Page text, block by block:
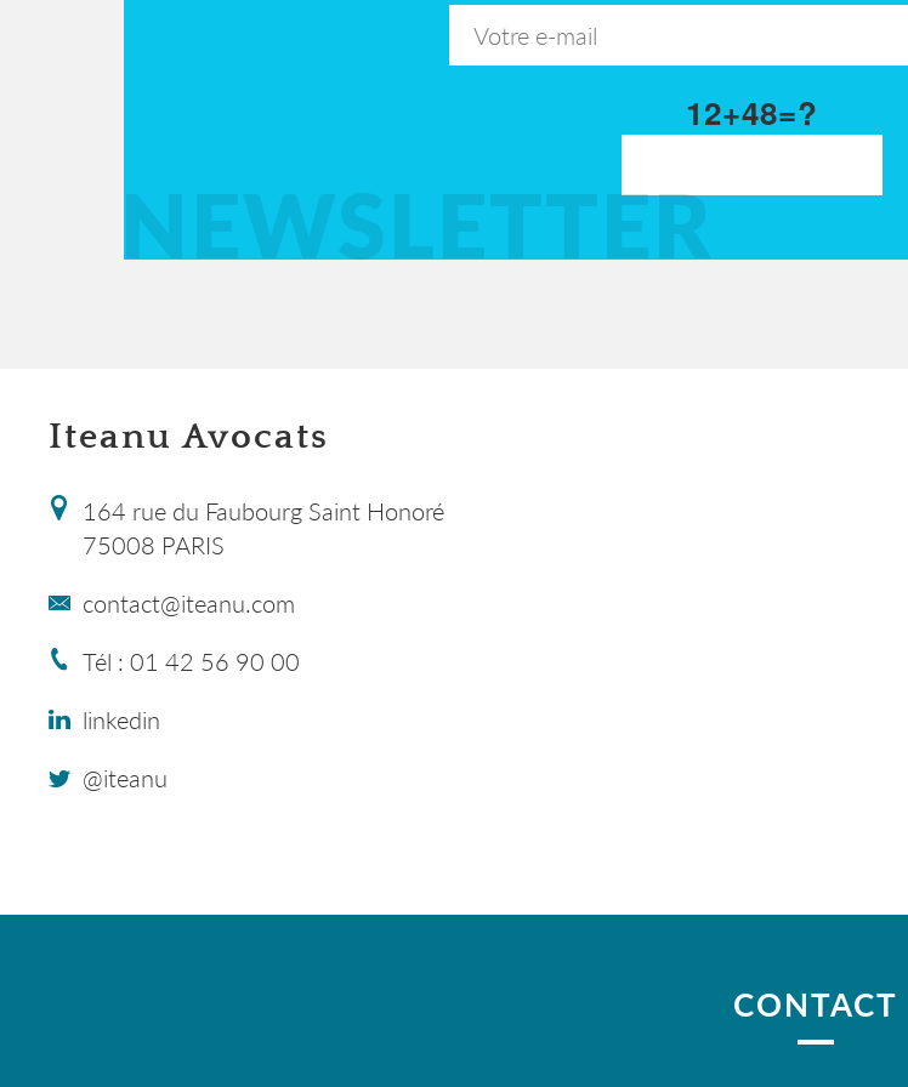
12+48=?
NEWSLETTER
Iteanu Avocats
164 rue du Faubourg Saint Honoré
75008 PARIS
contact@iteanu.com
Tél : 01 42 56 90 00
linkedin
@iteanu
CONTACT